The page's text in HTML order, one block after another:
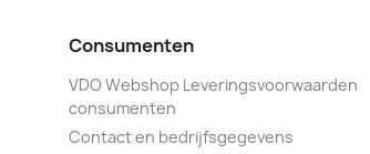
Consumenten
VDO Webshop Leveringsvoorwaarden
consumenten
Contact en bedrijfsgegevens